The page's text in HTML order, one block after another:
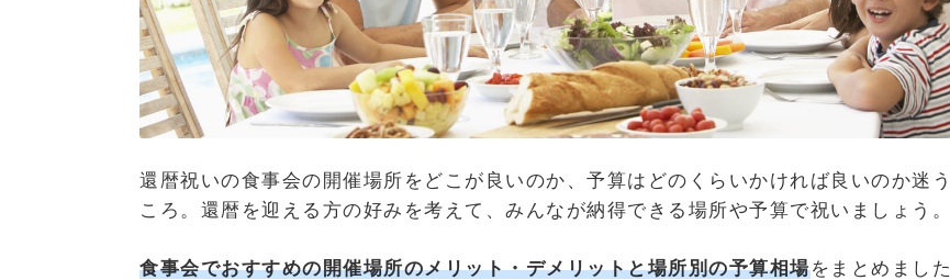
還暦祝いの食事会の開催場所をどこが良いのか、予算はどのくらいかければ良いのか迷
ころ。還暦を迎える方の好みを考えて、みんなが納得できる場所や予算で祝いましょう。
食事会でおすすめの開催場所のメリット・デメリットと場所別の予算相場をまとめました